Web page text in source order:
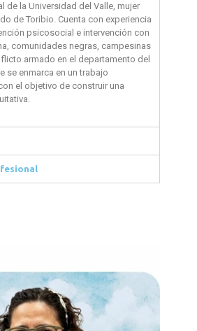
de la Universidad del Valle, mujer
de Toribio. Cuenta con experiencia
psicosocial e intervención con
comunidades negras, campesinas
armado en el departamento del
se enmarca en un trabajo
el objetivo de construir una